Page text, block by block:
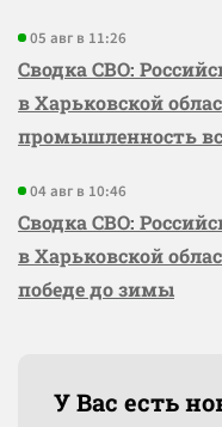
05 авг в 11:26
Сводка СВО:
в Харьковской
промышленность
04 авг в 10:46
Сводка СВО:
в Харьковской
победе до зимы
У Вас есть